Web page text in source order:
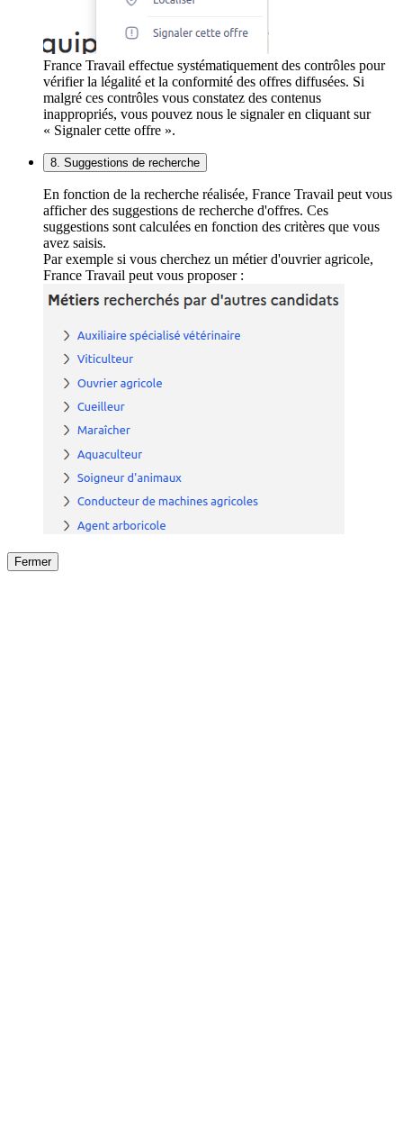
France Travail effectue systématiquement des contrôles pour
vérifier la légalité et la conformité des offres diffusées. Si
malgré ces contrôles vous constatez des contenus
inappropriés, vous pouvez nous le signaler en cliquant sur
« Signaler cette offre ».
8. Suggestions de recherche
En fonction de la recherche réalisée, France Travail peut vous
afficher des suggestions de recherche d'offres. Ces
suggestions sont calculées en fonction des critères que vous
avez saisis.
Par exemple si vous cherchez un métier d'ouvrier agricole,
France Travail peut vous proposer :
Fermer